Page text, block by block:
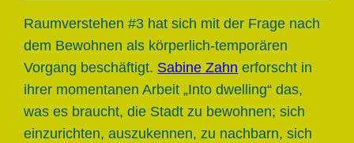
Raumverstehen #3 hat sich mit der Frage nach
dem Bewohnen als körperlich-temporären
Vorgang beschäftigt. Sabine Zahn erforscht in
ihrer momentanen Arbeit „Into dwelling“ das,
was es braucht, die Stadt zu bewohnen; sich
einzurichten, auszukennen, zu nachbarn, sich